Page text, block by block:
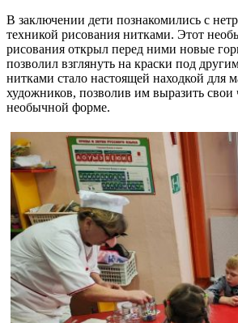
В заключении дети познакомились с
техникой рисования нитками. Этот
рисования открыл перед ними новые
позволил взглянуть на краски под
нитками стало настоящей находкой для
художников, позволив им выразить свои
необычной форме.